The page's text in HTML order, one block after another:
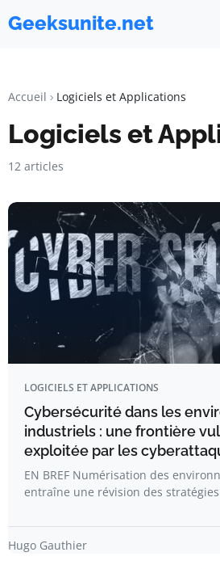
Geeksunite.net
Accueil Logiciels et Applications
Logiciels et
12 articles
LOGICIELS ET APPLICATIONS
Cybersécurité dans les
industriels : une frontière
exploitée par les
EN BREF Numérisation des
entraîne une révision des
Hugo Gauthier